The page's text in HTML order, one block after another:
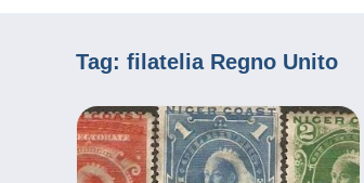
Tag: filatelia Regno Unito